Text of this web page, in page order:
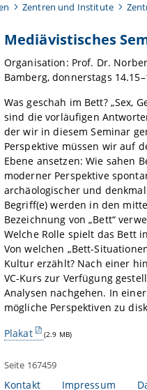
Zentren und Institute
Mediävistisches
Organisation: Prof. Dr.
Bamberg, donnerstags
Was geschah im Bett? „Sex,
sind die vorläufigen
der wir in diesem Seminar
Perspektive müssen wir auf
Ebene ansetzen: Wie sahen
moderner Perspektive
archäologischer und
Begriff(e) werden in den
Bezeichnung von „Bett“
Welche Rolle spielt das Bett
Von welchen „Bett-
Kultur erzählt? Nach einer
VC-Kurs zur Verfügung
Analysen nachgehen. In
mögliche Perspektiven zu
Plakat
(2.9 MB)
Seite 167459
Kontakt Impressum